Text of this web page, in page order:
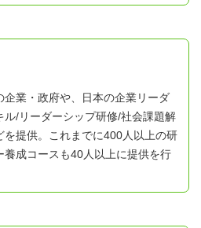
企業・政府や、日本の企業リーダ
ル/リーダーシップ研修/社会課題解
を提供。これまでに400人以上の研
養成コースも40人以上に提供を行